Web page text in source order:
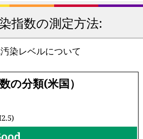
指数の測定方法:
染レベルについて
の分類(米国）